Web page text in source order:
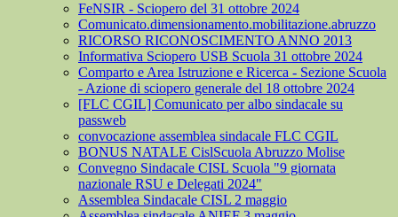
FeNSIR - Sciopero del 31 ottobre 2024
Comunicato.dimensionamento.mobilitazione.abruzzo
RICORSO RICONOSCIMENTO ANNO 2013
Informativa Sciopero USB Scuola 31 ottobre 2024
Comparto e Area Istruzione e Ricerca - Sezione Scuola
- Azione di sciopero generale del 18 ottobre 2024
[FLC CGIL] Comunicato per albo sindacale su
passweb
convocazione assemblea sindacale FLC CGIL
BONUS NATALE CislScuola Abruzzo Molise
Convegno Sindacale CISL Scuola "9 giornata
nazionale RSU e Delegati 2024"
Assemblea Sindacale CISL 2 maggio